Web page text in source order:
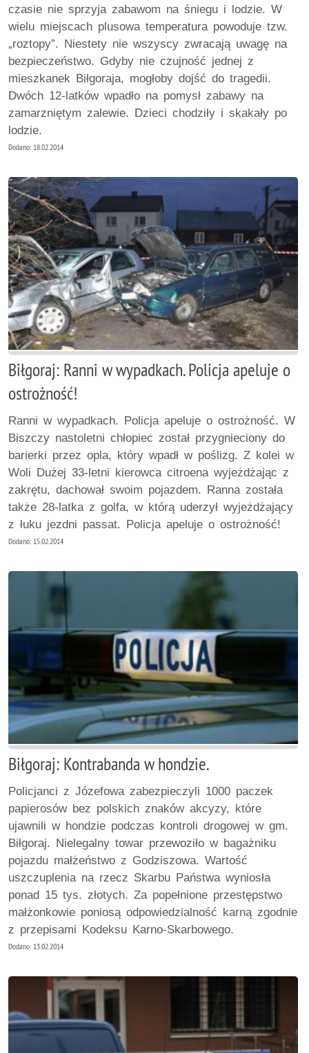
czasie nie sprzyja zabawom na śniegu i lodzie. W
wielu miejscach plusowa temperatura powoduje tzw.
„roztopy”. Niestety nie wszyscy zwracają uwagę na
bezpieczeństwo. Gdyby nie czujność jednej z
mieszkanek Biłgoraja, mogłoby dojść do tragedii.
Dwóch 12-latków wpadło na pomysł zabawy na
zamarzniętym zalewie. Dzieci chodziły i skakały po
lodzie.
Dodano: 18.02.2014
Biłgoraj: Ranni w wypadkach. Policja apeluje o
ostrożność!
Ranni w wypadkach. Policja apeluje o ostrożność. W
Biszczy nastoletni chłopiec został przygnieciony do
barierki przez opla, który wpadł w poślizg. Z kolei w
Woli Dużej 33-letni kierowca citroena wyjeżdżając z
zakrętu, dachował swoim pojazdem. Ranna została
także 28-latka z golfa, w którą uderzył wyjeżdżający
z łuku jezdni passat. Policja apeluje o ostrożność!
Dodano: 15.02.2014
Biłgoraj: Kontrabanda w hondzie.
Policjanci z Józefowa zabezpieczyli 1000 paczek
papierosów bez polskich znaków akcyzy, które
ujawnili w hondzie podczas kontroli drogowej w gm.
Biłgoraj. Nielegalny towar przewoziło w bagażniku
pojazdu małżeństwo z Godziszowa. Wartość
uszczuplenia na rzecz Skarbu Państwa wyniosła
ponad 15 tys. złotych. Za popełnione przestępstwo
małżonkowie poniosą odpowiedzialność karną zgodnie
z przepisami Kodeksu Karno-Skarbowego.
Dodano: 13.02.2014